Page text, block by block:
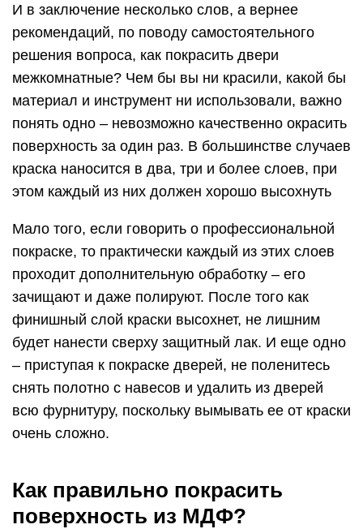
И в заключение несколько слов, а вернее
рекомендаций, по поводу самостоятельного
решения вопроса, как покрасить двери
межкомнатные? Чем бы вы ни красили, какой бы
материал и инструмент ни использовали, важно
понять одно – невозможно качественно окрасить
поверхность за один раз. В большинстве случаев
краска наносится в два, три и более слоев, при
этом каждый из них должен хорошо высохнуть
Мало того, если говорить о профессиональной
покраске, то практически каждый из этих слоев
проходит дополнительную обработку – его
зачищают и даже полируют. После того как
финишный слой краски высохнет, не лишним
будет нанести сверху защитный лак. И еще одно
– приступая к покраске дверей, не поленитесь
снять полотно с навесов и удалить из дверей
всю фурнитуру, поскольку вымывать ее от краски
очень сложно.
Как правильно покрасить
поверхность из МДФ?